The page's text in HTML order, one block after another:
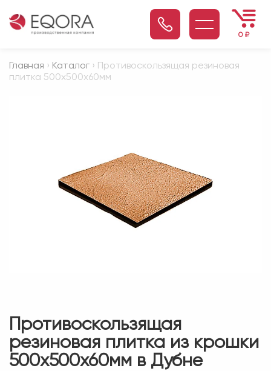
0 ₽
Главная › Каталог › Противоскользящая резиновая
плитка 500х500х60мм
Противоскользящая
резиновая плитка из крошки
500х500х60мм в Дубне